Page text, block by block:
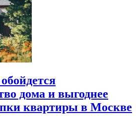
дома и выгоднее
квартиры в Москве